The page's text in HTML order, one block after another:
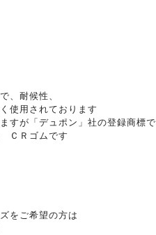
、耐候性、
使用されております
すが「デュポン」社の登録商標で
ＣＲゴムです
をご希望の方は